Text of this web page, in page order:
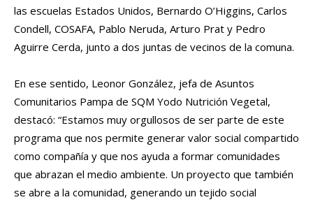
las escuelas Estados Unidos, Bernardo O’Higgins, Carlos
Condell, COSAFA, Pablo Neruda, Arturo Prat y Pedro
Aguirre Cerda, junto a dos juntas de vecinos de la comuna.
En ese sentido, Leonor González, jefa de Asuntos
Comunitarios Pampa de SQM Yodo Nutrición Vegetal,
destacó: “Estamos muy orgullosos de ser parte de este
programa que nos permite generar valor social compartido
como compañía y que nos ayuda a formar comunidades
que abrazan el medio ambiente. Un proyecto que también
se abre a la comunidad, generando un tejido social